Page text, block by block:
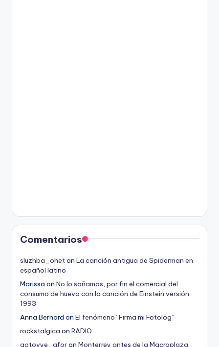
Comentarios
sluzhba_oheton La canción antigua de Spiderman en
español latino
Marissa on No lo soñamos, por fin el comercial del
consumo de huevo con la canción de Einstein versión
1993
Anna Bernard on El fenómeno “Firma mi Fotolog”
rockstalgica on RADIO
gotovye_aforon Monterrey antes de la Macroplaza